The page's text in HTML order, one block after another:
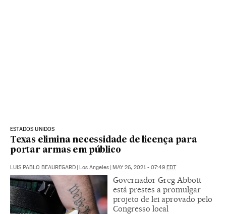
ESTADOS UNIDOS
Texas elimina necessidade de licença para
portar armas em público
LUIS PABLO BEAUREGARD | Los Angeles | MAY 26, 2021 - 07:49 EDT
Governador Greg Abbott
está prestes a promulgar
projeto de lei aprovado pelo
Congresso local